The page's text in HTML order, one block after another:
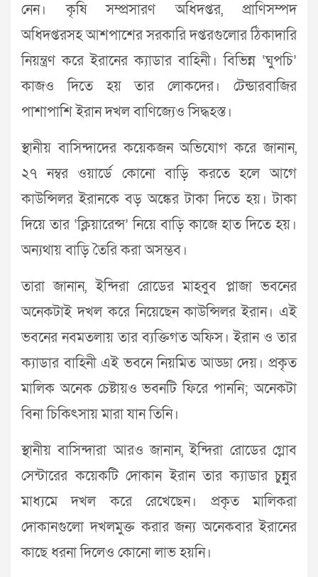
নেন। কৃষি সম্প্রসারণ অধিদপ্তর, প্রাণিসম্পদ
অধিদপ্তরসহ আশপাশের সরকারি দপ্তরগুলোর ঠিকাদারি
নিয়ন্ত্রণ করে ইরানের ক্যাডার বাহিনী। বিভিন্ন ‘ঘুপচি’
কাজও দিতে হয় তার লোকদের। টেন্ডারবাজির
পাশাপাশি ইরান দখল বাণিজ্যেও সিদ্ধহস্ত।
স্থানীয় বাসিন্দাদের কয়েকজন অভিযোগ করে জানান,
২৭ নম্বর ওয়ার্ডে কোনো বাড়ি করতে হলে আগে
কাউন্সিলর ইরানকে বড় অঙ্কের টাকা দিতে হয়। টাকা
দিয়ে তার ‘ক্লিয়ারেন্স’ নিয়ে বাড়ি কাজে হাত দিতে হয়।
অন্যথায় বাড়ি তৈরি করা অসম্ভব।
তারা জানান, ইন্দিরা রোডের মাহবুব প্লাজা ভবনের
অনেকটাই দখল করে নিয়েছেন কাউন্সিলর ইরান। এই
ভবনের নবমতলায় তার ব্যক্তিগত অফিস। ইরান ও তার
ক্যাডার বাহিনী এই ভবনে নিয়মিত আড্ডা দেয়। প্রকৃত
মালিক অনেক চেষ্টায়ও ভবনটি ফিরে পাননি; অনেকটা
বিনা চিকিৎসায় মারা যান তিনি।
স্থানীয় বাসিন্দারা আরও জানান, ইন্দিরা রোডের গ্লোব
সেন্টারের কয়েকটি দোকান ইরান তার ক্যাডার চুন্নুর
মাধ্যমে দখল করে রেখেছেন। প্রকৃত মালিকরা
দোকানগুলো দখলমুক্ত করার জন্য অনেকবার ইরানের
কাছে ধরনা দিলেও কোনো লাভ হয়নি।